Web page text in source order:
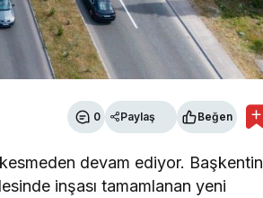
0 Paylaş Beğen
kesmeden devam ediyor. Başkentin
inşası tamamlanan yeni